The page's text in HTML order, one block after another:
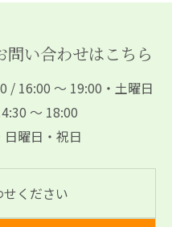
問い合わせはこちら
/ 16:00 ～ 19:00・土曜日
～ 18:00
曜日・祝日
ください